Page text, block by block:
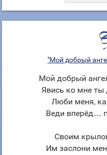
"Мой добрый
Мой добрый
Явись ко мне ты
Люби меня,
Веди вперёд…
Своим
Им заслони